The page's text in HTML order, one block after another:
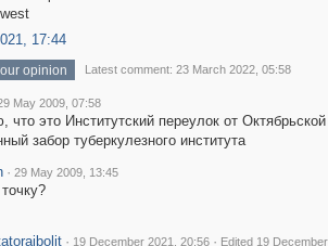
west
17:44
opinion Latest comment: 23 March 2022, 05:58
May 2009, 07:58
что это Институтский переулок от
забор туберкулезного института
· 29 May 2009, 13:45
· 19 December 2021, 20:56 · Edited 19